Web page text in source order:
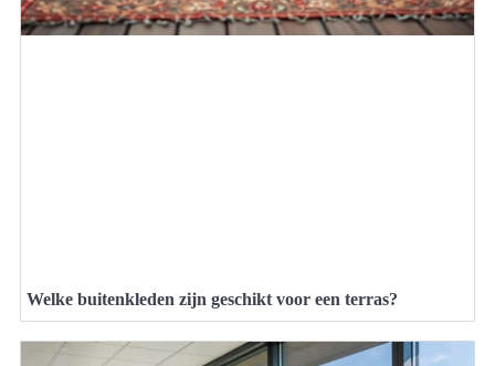
Welke buitenkleden zijn geschikt voor een terras?